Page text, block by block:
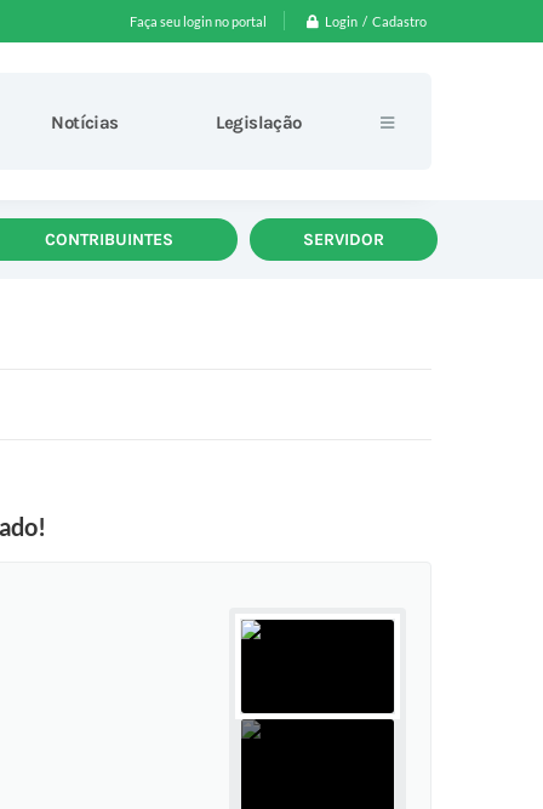
Faça seu login no portal Login / Cadastro
Notícias Legislação
CONTRIBUINTES SERVIDOR